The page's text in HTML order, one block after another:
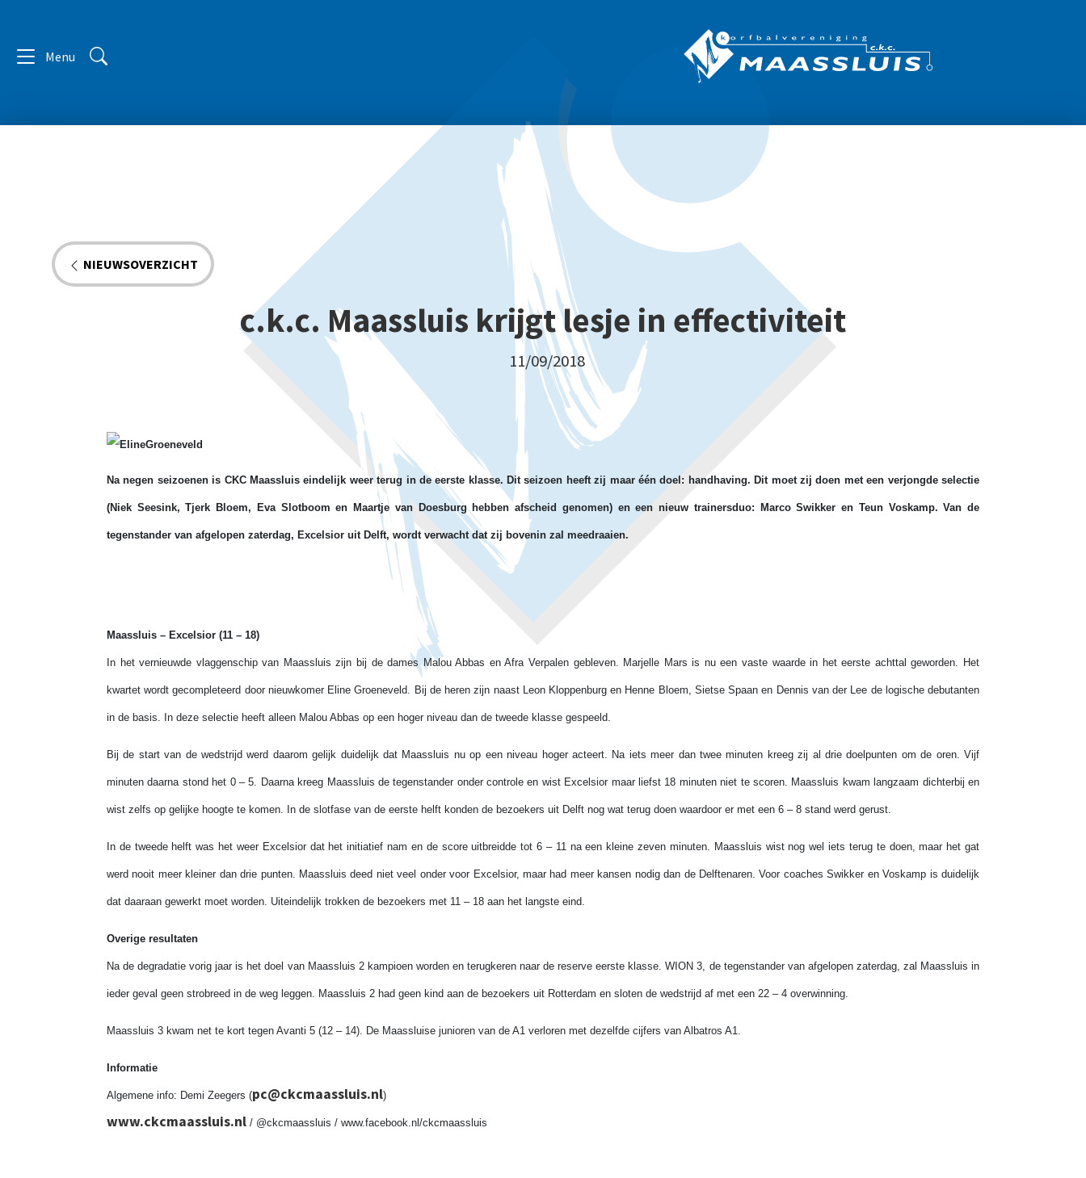
Menu
NIEUWSOVERZICHT
c.k.c. Maassluis krijgt lesje in effectiviteit
11/09/2018
Na negen seizoenen is CKC Maassluis eindelijk weer terug in de eerste klasse. Dit seizoen heeft zij maar één doel: handhaving. Dit moet zij doen met een verjongde selectie
(Niek Seesink, Tjerk Bloem, Eva Slotboom en Maartje van Doesburg hebben afscheid genomen) en een nieuw trainersduo: Marco Swikker en Teun Voskamp. Van de
tegenstander van afgelopen zaterdag, Excelsior uit Delft, wordt verwacht dat zij bovenin zal meedraaien.
Maassluis – Excelsior (11 – 18)
In het vernieuwde vlaggenschip van Maassluis zijn bij de dames Malou Abbas en Afra Verpalen gebleven. Marjelle Mars is nu een vaste waarde in het eerste achttal geworden. Het
kwartet wordt gecompleteerd door nieuwkomer Eline Groeneveld. Bij de heren zijn naast Leon Kloppenburg en Henne Bloem, Sietse Spaan en Dennis van der Lee de logische debutanten
in de basis. In deze selectie heeft alleen Malou Abbas op een hoger niveau dan de tweede klasse gespeeld.
Bij de start van de wedstrijd werd daarom gelijk duidelijk dat Maassluis nu op een niveau hoger acteert. Na iets meer dan twee minuten kreeg zij al drie doelpunten om de oren. Vijf
minuten daarna stond het 0 – 5. Daarna kreeg Maassluis de tegenstander onder controle en wist Excelsior maar liefst 18 minuten niet te scoren. Maassluis kwam langzaam dichterbij en
wist zelfs op gelijke hoogte te komen. In de slotfase van de eerste helft konden de bezoekers uit Delft nog wat terug doen waardoor er met een 6 – 8 stand werd gerust.
In de tweede helft was het weer Excelsior dat het initiatief nam en de score uitbreidde tot 6 – 11 na een kleine zeven minuten. Maassluis wist nog wel iets terug te doen, maar het gat
werd nooit meer kleiner dan drie punten. Maassluis deed niet veel onder voor Excelsior, maar had meer kansen nodig dan de Delftenaren. Voor coaches Swikker en Voskamp is duidelijk
dat daaraan gewerkt moet worden. Uiteindelijk trokken de bezoekers met 11 – 18 aan het langste eind.
Overige resultaten
Na de degradatie vorig jaar is het doel van Maassluis 2 kampioen worden en terugkeren naar de reserve eerste klasse. WION 3, de tegenstander van afgelopen zaterdag, zal Maassluis in
ieder geval geen strobreed in de weg leggen. Maassluis 2 had geen kind aan de bezoekers uit Rotterdam en sloten de wedstrijd af met een 22 – 4 overwinning.
Maassluis 3 kwam net te kort tegen Avanti 5 (12 – 14). De Maassluise junioren van de A1 verloren met dezelfde cijfers van Albatros A1.
Informatie
Algemene info: Demi Zeegers (pc@ckcmaassluis.nl)
www.ckcmaassluis.nl / @ckcmaassluis / www.facebook.nl/ckcmaassluis